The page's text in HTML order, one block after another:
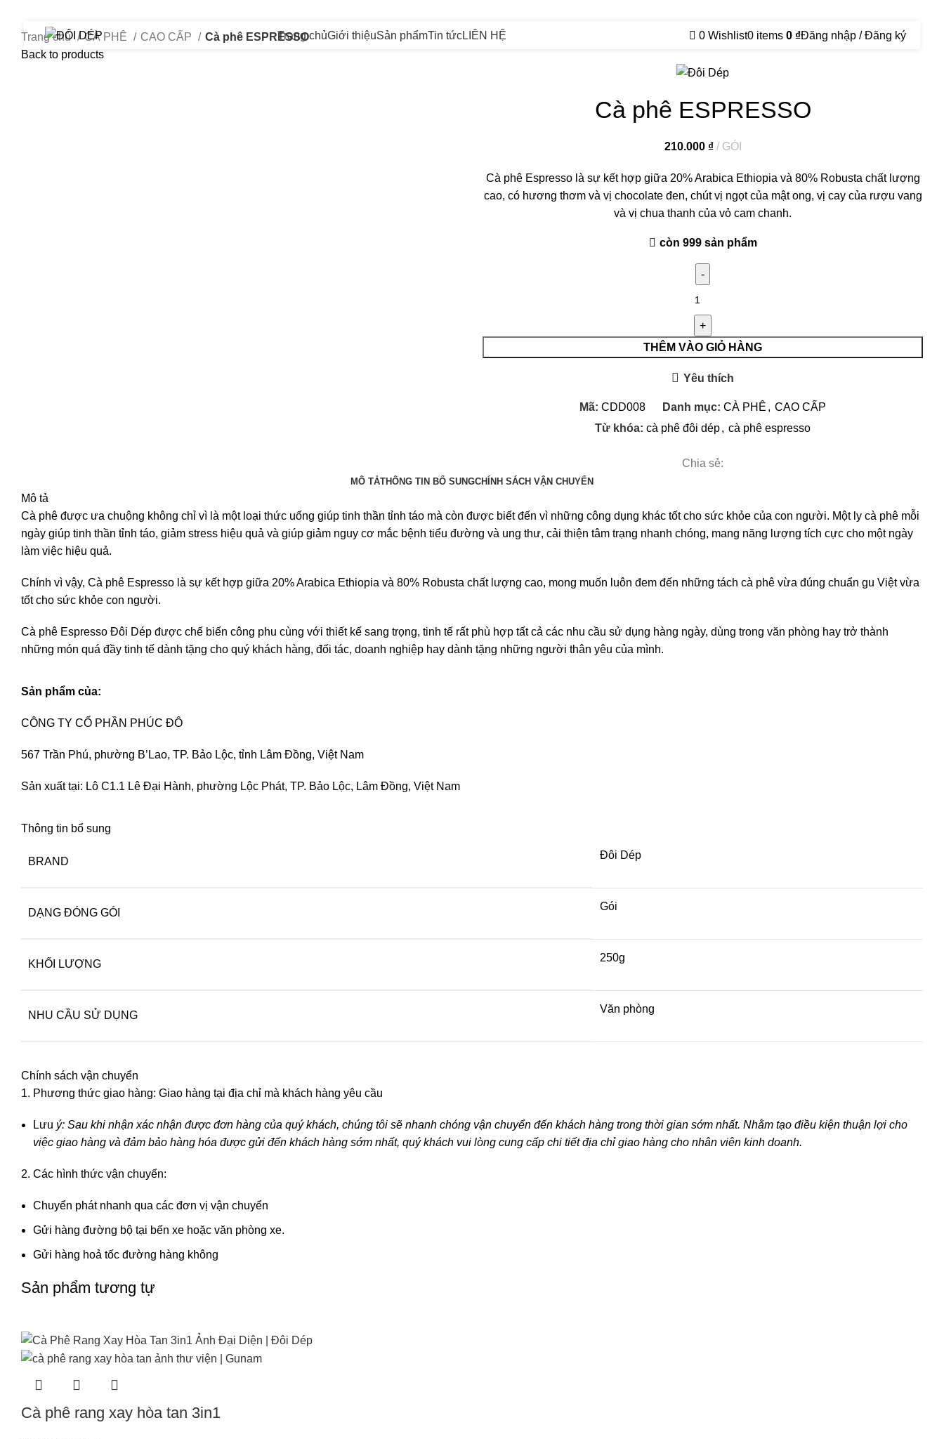
Trang chủGiới thiệuSản phẩmTin tứcLIÊN HỆ 0Wishlist0 items 0 ₫Đăng nhập / Đăng ký
Trang chủ CÀ PHÊ CAO CẤP
Cà phê ESPRESSO
Back to products
Cà phê ESPRESSO
210.000 ₫ GÓI
Cà phê Espresso là sự kết hợp giữa 20% Arabica Ethiopia và 80% Robusta chất lượng
cao, có hương thơm và vị chocolate đen, chút vị ngọt của mật ong, vị cay của rượu vang
và vị chua thanh của vỏ cam chanh.
còn 999 sản phẩm
THÊM VÀO GIỎ HÀNG
Yêu thích
Mã: CDD008 Danh mục: CÀ PHÊ , CAO CẤP
Từ khóa: cà phê đôi dép, cà phê espresso
Chia sẻ:
MÔ TẢTHÔNG TIN BỔ SUNGCHÍNH SÁCH VẬN CHUYỂN
Mô tả
Cà phê được ưa chuộng không chỉ vì là một loại thức uống giúp tinh thần tỉnh táo mà còn được biết đến vì những công dụng khác tốt cho sức khỏe của con người. Một ly cà phê mỗi
ngày giúp tinh thần tỉnh táo, giảm stress hiệu quả và giúp giảm nguy cơ mắc bệnh tiểu đường và ung thư, cải thiện tâm trạng nhanh chóng, mang năng lượng tích cực cho một ngày
làm việc hiệu quả.
Chính vì vậy, Cà phê Espresso là sự kết hợp giữa 20% Arabica Ethiopia và 80% Robusta chất lượng cao, mong muốn luôn đem đến những tách cà phê vừa đúng chuẩn gu Việt vừa
tốt cho sức khỏe con người.
Cà phê Espresso Đôi Dép được chế biến công phu cùng với thiết kế sang trọng, tinh tế rất phù hợp tất cả các nhu cầu sử dụng hàng ngày, dùng trong văn phòng hay trở thành
những món quá đầy tinh tế dành tặng cho quý khách hàng, đối tác, doanh nghiệp hay dành tặng những người thân yêu của mình.
Sản phẩm của:
CÔNG TY CỔ PHẦN PHÚC ĐÔ
567 Trần Phú, phường B’Lao, TP. Bảo Lộc, tỉnh Lâm Đồng, Việt Nam
Sản xuất tại: Lô C1.1 Lê Đại Hành, phường Lộc Phát, TP. Bảo Lộc, Lâm Đồng, Việt Nam
Thông tin bổ sung
BRAND
Đôi Dép
DẠNG ĐÓNG GÓI
Gói
KHỐI LƯỢNG
250g
NHU CẦU SỬ DỤNG
Văn phòng
Chính sách vận chuyển
Phương thức giao hàng: Giao hàng tại địa chỉ mà khách hàng yêu cầu
Lưu ý: Sau khi nhận xác nhận được đơn hàng của quý khách, chúng tôi sẽ nhanh chóng vận chuyển đến khách hàng trong thời gian sớm nhất. Nhằm tạo điều kiện thuận lợi cho
việc giao hàng và đảm bảo hàng hóa được gửi đến khách hàng sớm nhất, quý khách vui lòng cung cấp chi tiết địa chỉ giao hàng cho nhân viên kinh doanh.
Các hình thức vận chuyển:
Chuyển phát nhanh qua các đơn vị vận chuyển
Gửi hàng đường bộ tại bến xe hoặc văn phòng xe.
Gửi hàng hoả tốc đường hàng không
Sản phẩm tương tự
Cà phê rang xay hòa tan 3in1